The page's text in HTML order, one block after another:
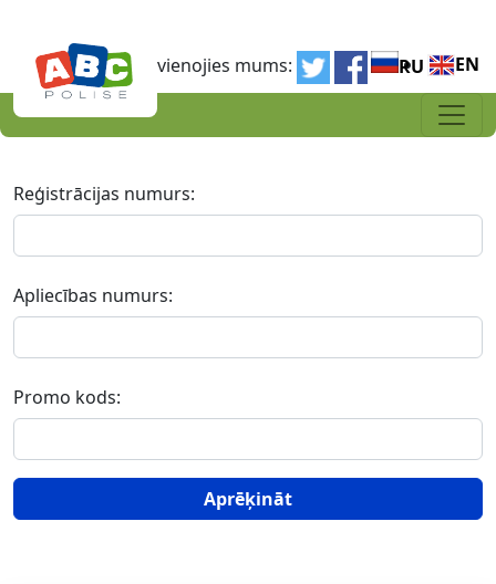
EN
RU
Pievienojies mums:
Reģistrācijas numurs:
Apliecības numurs:
Promo kods:
Aprēķināt